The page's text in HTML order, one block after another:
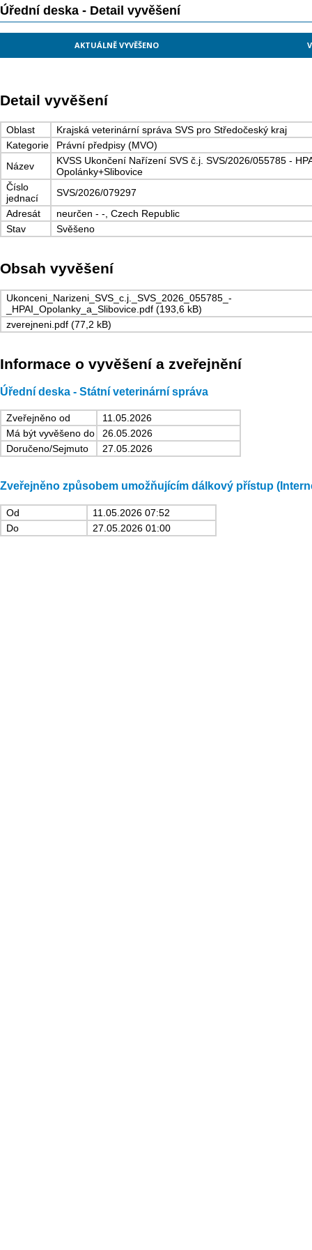
Úřední deska - Detail vyvěšení
AKTUÁLNĚ VYVĚŠENO
Detail vyvěšení
Oblast
Krajská veterinární správa SVS pro Středočeský kraj
Kategorie
Právní předpisy (MVO)
Název
KVSS Ukončení Nařízení SVS č.j. SVS/2026/055785 -
Opolánky+Slibovice
Číslo
jednací
SVS/2026/079297
Adresát
neurčen - -, Czech Republic
Stav
Svěšeno
Obsah vyvěšení
Ukonceni_Narizeni_SVS_c.j._SVS_2026_055785_-
_HPAI_Opolanky_a_Slibovice.pdf (193,6 kB)
zverejneni.pdf (77,2 kB)
Informace o vyvěšení a zveřejnění
Úřední deska - Státní veterinární správa
Zveřejněno od
11.05.2026
Má být vyvěšeno do
26.05.2026
Doručeno/Sejmuto
27.05.2026
Zveřejněno způsobem umožňujícím dálkový přístup
Od
11.05.2026 07:52
Do
27.05.2026 01:00